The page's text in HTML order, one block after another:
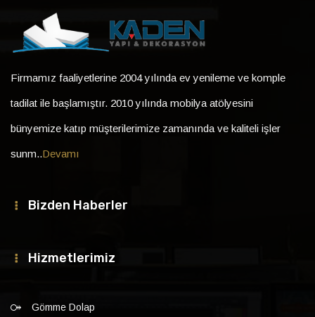
Firmamız faaliyetlerine 2004 yılında ev yenileme ve komple
tadilat ile başlamıştır. 2010 yılında mobilya atölyesini
bünyemize katıp müşterilerimize zamanında ve kaliteli işler
sunm..Devamı
Bizden Haberler
Hizmetlerimiz
Gömme Dolap